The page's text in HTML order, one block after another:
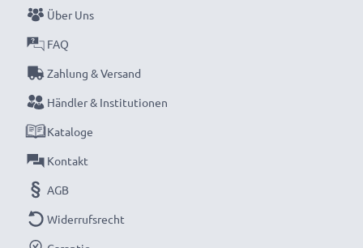
Über Uns
FAQ
Zahlung & Versand
Händler & Institutionen
Kataloge
Kontakt
AGB
Widerrufsrecht